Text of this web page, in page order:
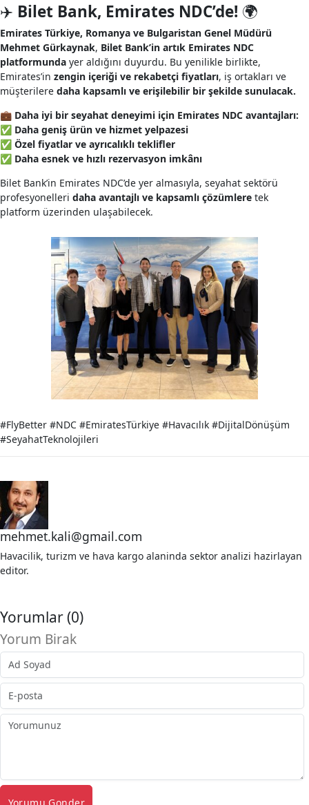
✈️ Bilet Bank, Emirates NDC’de! 🌍
Emirates Türkiye, Romanya ve Bulgaristan Genel Müdürü
Mehmet Gürkaynak, Bilet Bank’in artık Emirates NDC
platformunda yer aldığını duyurdu. Bu yenilikle birlikte,
Emirates’in zengin içeriği ve rekabetçi fiyatları, iş ortakları ve
müşterilere daha kapsamlı ve erişilebilir bir şekilde sunulacak.
💼 Daha iyi bir seyahat deneyimi için Emirates NDC avantajları:
✅ Daha geniş ürün ve hizmet yelpazesi
✅ Özel fiyatlar ve ayrıcalıklı teklifler
✅ Daha esnek ve hızlı rezervasyon imkânı
Bilet Bank’in Emirates NDC’de yer almasıyla, seyahat sektörü
profesyonelleri daha avantajlı ve kapsamlı çözümlere tek
platform üzerinden ulaşabilecek.
#FlyBetter #NDC #EmiratesTürkiye #Havacılık #DijitalDönüşüm
#SeyahatTeknolojileri
mehmet.kali@gmail.com
Havacilik, turizm ve hava kargo alaninda sektor analizi hazirlayan
editor.
Yorumlar (0)
Yorum Birak